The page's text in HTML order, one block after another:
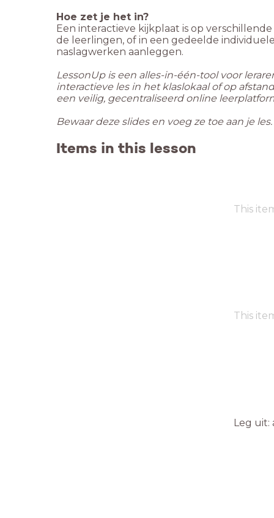
Hoe zet je het in?
Een interactieve kijkplaat is op
de leerlingen, of in een gedeelde
naslagwerken aanleggen.
LessonUp is een alles-in-één-tool voor
interactieve les in het klaslokaal of op
een veilig, gecentraliseerd online
Bewaar deze slides en voeg ze toe aan je
Items in this lesson
This
This
Leg uit: